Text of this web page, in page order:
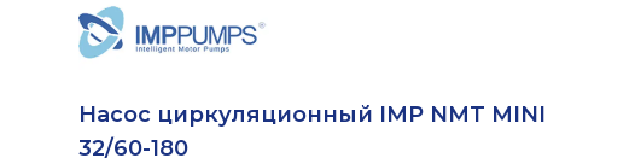
Насос циркуляционный IMP NMT MINI
32/60-180